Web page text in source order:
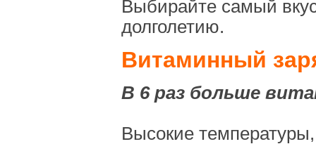
Выбирайте самый
долголетию.
Витаминный
В 6 раз больше
Высокие